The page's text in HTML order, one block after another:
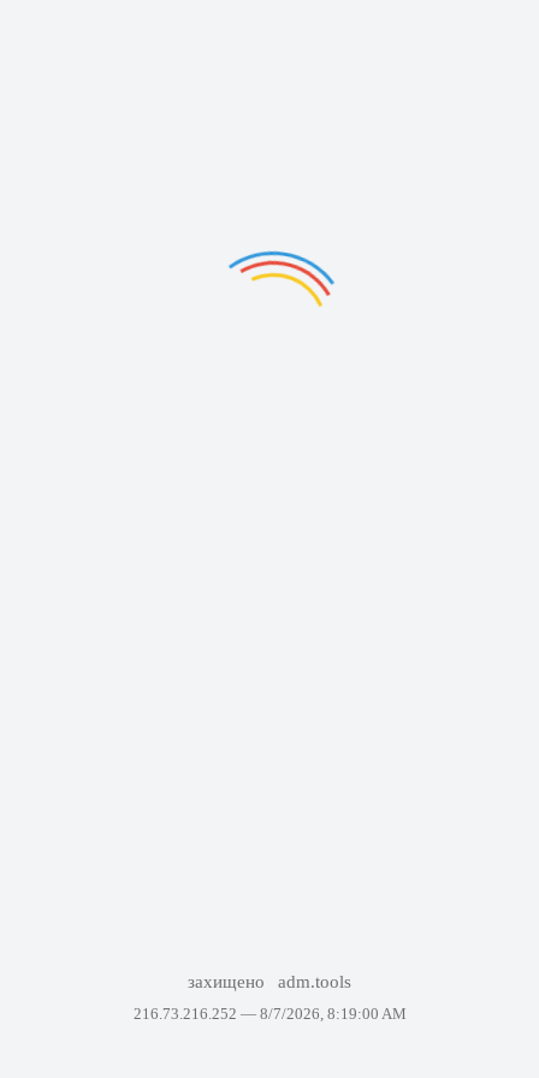
захищено adm.tools
216.73.216.252 — 8/7/2026, 8:19:00 AM